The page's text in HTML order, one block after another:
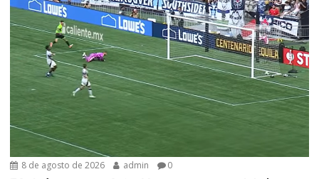
8 de agosto de 2026 admin 0